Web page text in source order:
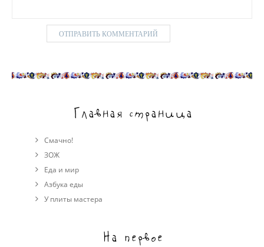
Главная страница
Смачно!
ЗОЖ
Еда и мир
Азбука еды
У плиты мастера
На первое